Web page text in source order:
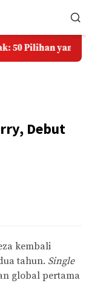
yang
Debut
kembali
tahun. Single
global pertama